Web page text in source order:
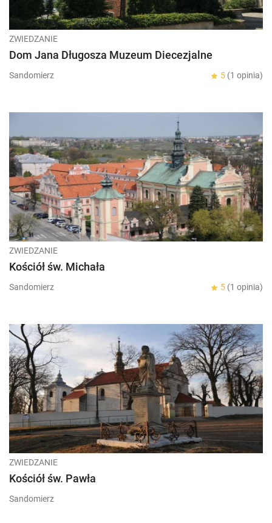
ZWIEDZANIE
Dom Jana Długosza Muzeum Diecezjalne
Sandomierz 5 (1 opinia)
ZWIEDZANIE
Kościół św. Michała
Sandomierz 5 (1 opinia)
ZWIEDZANIE
Kościół św. Pawła
Sandomierz